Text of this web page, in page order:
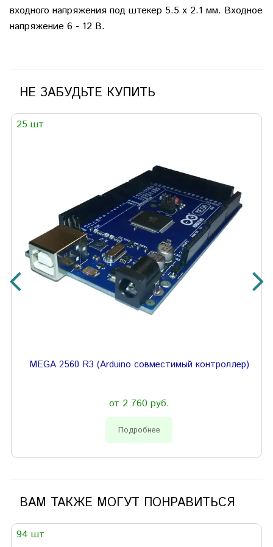
входного напряжения под штекер 5.5 x 2.1 мм. Входное
напряжение 6 - 12 В.
НЕ ЗАБУДЬТЕ КУПИТЬ
25 шт
MEGA 2560 R3 (Arduino совместимый контроллер)
от 2 760 руб.
Подробнее
ВАМ ТАКЖЕ МОГУТ ПОНРАВИТЬСЯ
94 шт